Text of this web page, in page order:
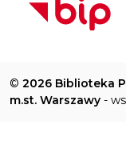
© 2026 Biblioteka
m.st. Warszawy -